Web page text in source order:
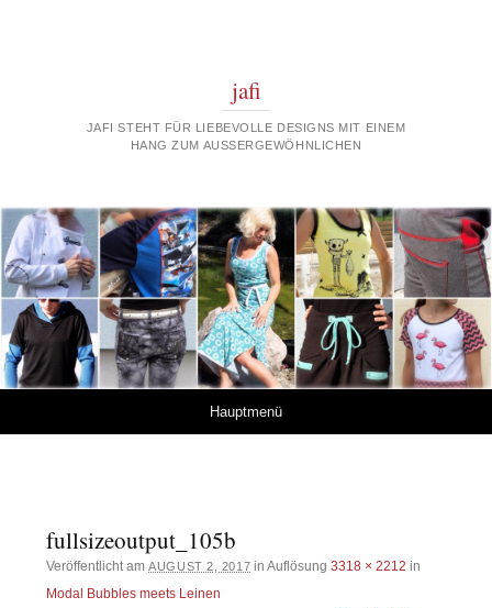
jafi
JAFI STEHT FÜR LIEBEVOLLE DESIGNS MIT EINEM
HANG ZUM AUSSERGEWÖHNLICHEN
Hauptmenü
fullsizeoutput_105b
Veröffentlicht amAUGUST 2, 2017 in Auflösung3318 × 2212 in
Modal Bubbles meets Leinen